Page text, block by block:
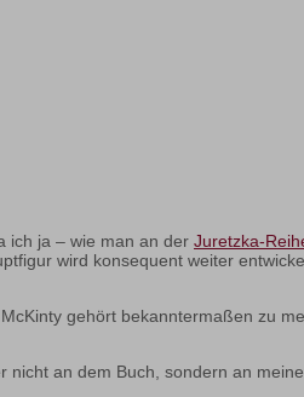
ich ja – wie man an der Juretzka-
wird konsequent weiter
gehört bekanntermaßen zu
an dem Buch, sondern an